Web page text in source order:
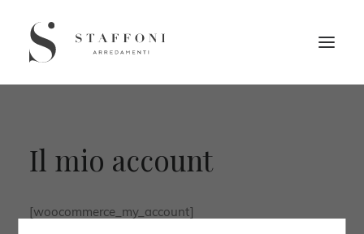
Il mio account
[woocommerce_my_account]